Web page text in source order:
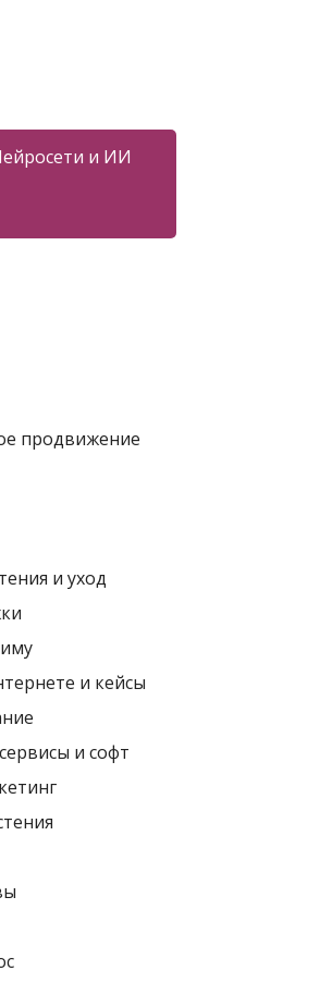
и ИИ
продвижение
и уход
и кейсы
и софт